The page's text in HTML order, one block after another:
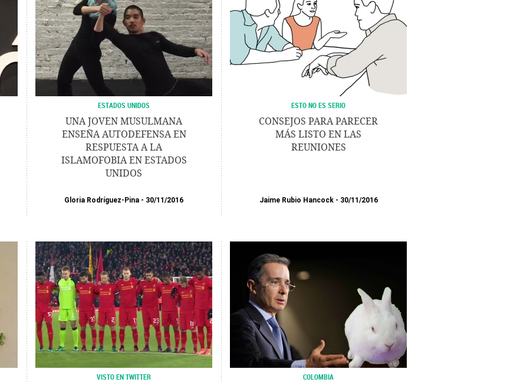
ESTADOS UNIDOS
UNA JOVEN MUSULMANA
ENSEÑA AUTODEFENSA EN
RESPUESTA A LA
ISLAMOFOBIA EN ESTADOS
UNIDOS
Gloria Rodríguez-Pina 30/11/2016
ESTO NO ES SERIO
CONSEJOS PARA PARECER
MÁS LISTO EN LAS
REUNIONES
Jaime Rubio Hancock 30/11/2016
VISTO EN TWITTER COLOMBIA